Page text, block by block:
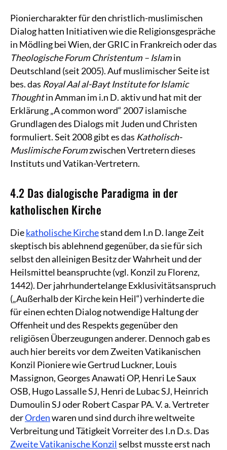
Pioniercharakter für den christlich-muslimischen
Dialog hatten Initiativen wie die Religionsgespräche
in Mödling bei Wien, der GRIC in Frankreich oder das
Theologische Forum Christentum – Islamin
Deutschland (seit 2005). Auf muslimischer Seite ist
bes. das Royal Aal al-Bayt Institute for Islamic
Thoughtin Amman im i.n D. aktiv und hat mit der
Erklärung „A common word“ 2007 islamische
Grundlagen des Dialogs mit Juden und Christen
formuliert. Seit 2008 gibt es das Katholisch-
Muslimische Forumzwischen Vertretern dieses
Instituts und Vatikan-Vertretern.
4.2 Das dialogische Paradigma in der
katholischen Kirche
Diekatholische Kirchestand dem I.n D. lange Zeit
skeptisch bis ablehnend gegenüber, da sie für sich
selbst den alleinigen Besitz der Wahrheit und der
Heilsmittel beanspruchte (vgl. Konzil zu Florenz,
1442). Der jahrhundertelange Exklusivitätsanspruch
(„Außerhalb der Kirche kein Heil“) verhinderte die
für einen echten Dialog notwendige Haltung der
Offenheit und des Respekts gegenüber den
religiösen Überzeugungen anderer. Dennoch gab es
auch hier bereits vor dem Zweiten Vatikanischen
Konzil Pioniere wie Gertrud Luckner, Louis
Massignon, Georges Anawati OP, Henri Le Saux
OSB, Hugo Lassalle SJ, Henri de Lubac SJ, Heinrich
Dumoulin SJ oder Robert Caspar PA. V. a. Vertreter
derOrdenwaren und sind durch ihre weltweite
Verbreitung und Tätigkeit Vorreiter des I.n D.s. Das
Zweite Vatikanische Konzil selbst musste erst nach